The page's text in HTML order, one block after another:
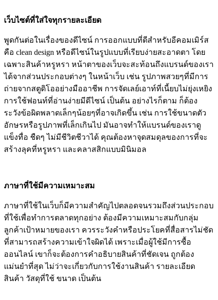
เว็บไซต์ที่ใส่ใจทุกรายละเอียด
พูดกันต่อในเรื่องของดีไซน์ การออกแบบที่ดีสำหรับอีคอมเมิร์ส
คือ clean design หรือดีไซน์ในรูปแบบที่เรียบง่ายสะอาดตา โดย
เฉพาะสินค้าหรูหรา หน้าตาของเว็บจะสะท้อนถึงแบรนด์ของเรา
ได้จากส่วนประกอบต่างๆ ในหน้าเว็บ เช่น รูปภาพสวยๆที่มีการ
ถ่ายจากสตูดิโออย่างมืออาชีพ การจัดเลย์เอาท์ที่เนี้ยบไม่ยุ่งเหยิง
การใช้ฟอนท์ที่อ่านง่ายมีดีไซน์ เป็นต้น อย่างไรก็ตาม ก็ต้อง
ระวังข้อผิดพลาดเล็กๆน้อยๆที่อาจเกิดขึ้น เช่น การใช้ขนาดตัว
อักษรหรือรูปภาพที่เล็กเกินไป มันอาจทำให้แบรนด์ของเราดู
แข็งทื่อ ชืดๆ ไม่มีชีวิตชีวาได้ คุณต้องหาจุดสมดุลของการที่จะ
สร้างลุคที่หรูหรา และคลาสสิกแบบมินิมอล
ภาษาที่ใช้มีความเหมาะสม
ภาษาที่ใช้ในเว็บก็มีความสำคัญไปตลอดจนรวมถึงส่วนประกอบ
ที่ใช้เพื่อทำการตลาดทุกอย่าง ต้องมีความเหมาะสมกับกลุ่ม
ลูกค้าเป้าหมายของเรา ควรระวังคำหรือประโยคที่สื่อสารไม่ชัด
ที่สามารถสร้างความเข้าใจผิดได้ เพราะเมื่อผู้ใช้มีการซื้อ
ออนไลน์ เขาก็จะต้องการคำอธิบายสินค้าที่ชัดเจน ถูกต้อง
แม่นยำที่สุด ไม่ว่าจะเกี่ยวกับการใช้งานสินค้า รายละเอียด
สินค้า วัสดุที่ใช้ ขนาด เป็นต้น